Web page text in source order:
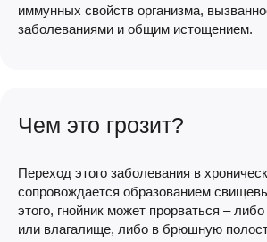
иммунных свойств организма,
заболеваниями и общим истощением.
Чем это грозит?
Переход этого заболевания в
сопровождается образованием
этого, гнойник может прорваться –
или влагалище, либо в брюшную